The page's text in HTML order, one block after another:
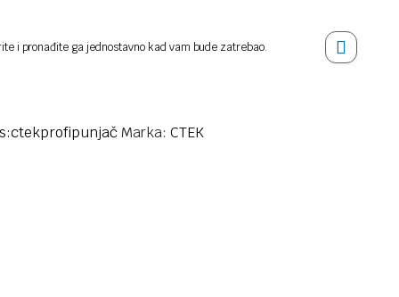
i pronađite ga jednostavno kad vam bude zatrebao.
ctekprofipunjač Marka:CTEK